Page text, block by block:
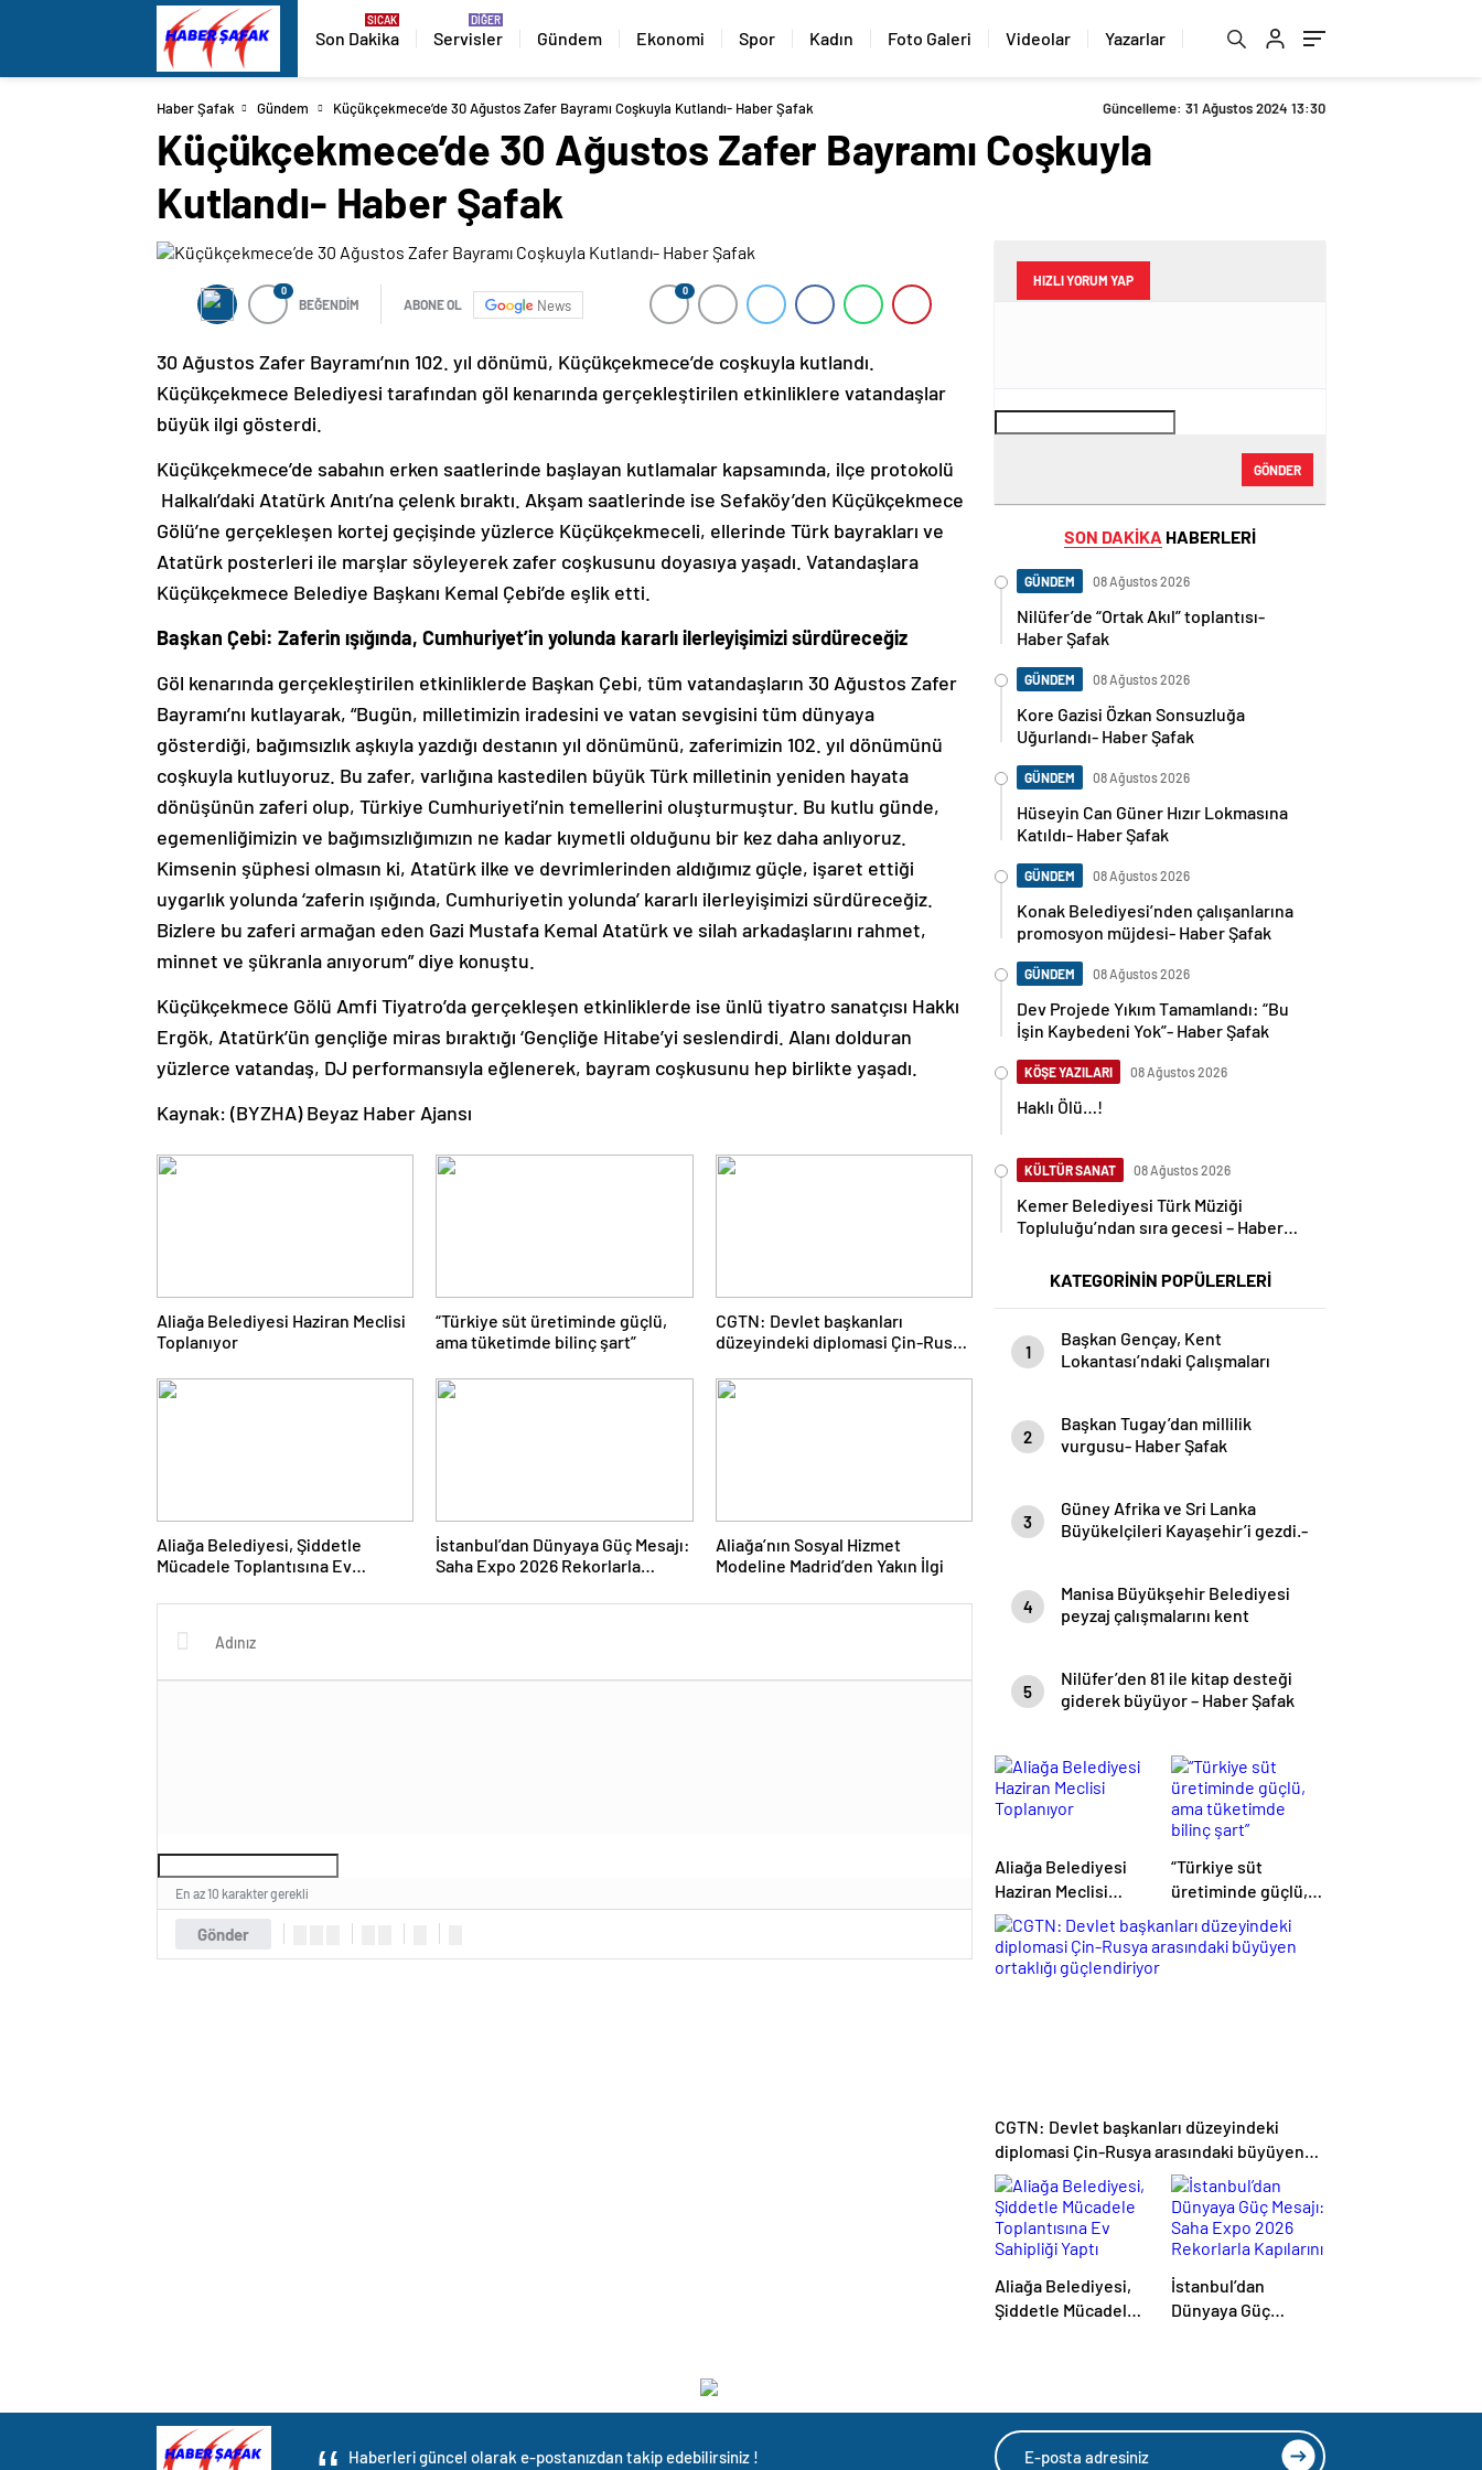
Son Dakika Servisler Gündem Ekonomi Spor Kadın Foto Galeri Videolar Yazarlar
Haber Şafak Gündem Küçükçekmece’de 30 Ağustos Zafer Bayramı Coşkuyla Kutlandı- Haber Şafak Güncelleme: 31 Ağustos 2024 13:30
Küçükçekmece’de 30 Ağustos Zafer Bayramı Coşkuyla
Kutlandı- Haber Şafak
0
BEĞENDİM ABONE OL News
0
30 Ağustos Zafer Bayramı’nın 102. yıl dönümü, Küçükçekmece’de coşkuyla kutlandı.
Küçükçekmece Belediyesi tarafından göl kenarında gerçekleştirilen etkinliklere vatandaşlar
büyük ilgi gösterdi.
Küçükçekmece’de sabahın erken saatlerinde başlayan kutlamalar kapsamında, ilçe protokolü
Halkalı’daki Atatürk Anıtı’na çelenk bıraktı. Akşam saatlerinde ise Sefaköy’den Küçükçekmece
Gölü’ne gerçekleşen kortej geçişinde yüzlerce Küçükçekmeceli, ellerinde Türk bayrakları ve
Atatürk posterleri ile marşlar söyleyerek zafer coşkusunu doyasıya yaşadı. Vatandaşlara
Küçükçekmece Belediye Başkanı Kemal Çebi’de eşlik etti.
Başkan Çebi: Zaferin ışığında, Cumhuriyet’in yolunda kararlı ilerleyişimizi sürdüreceğiz
Göl kenarında gerçekleştirilen etkinliklerde Başkan Çebi, tüm vatandaşların 30 Ağustos Zafer
Bayramı’nı kutlayarak, “Bugün, milletimizin iradesini ve vatan sevgisini tüm dünyaya
gösterdiği, bağımsızlık aşkıyla yazdığı destanın yıl dönümünü, zaferimizin 102. yıl dönümünü
coşkuyla kutluyoruz. Bu zafer, varlığına kastedilen büyük Türk milletinin yeniden hayata
dönüşünün zaferi olup, Türkiye Cumhuriyeti’nin temellerini oluşturmuştur. Bu kutlu günde,
egemenliğimizin ve bağımsızlığımızın ne kadar kıymetli olduğunu bir kez daha anlıyoruz.
Kimsenin şüphesi olmasın ki, Atatürk ilke ve devrimlerinden aldığımız güçle, işaret ettiği
uygarlık yolunda ‘zaferin ışığında, Cumhuriyetin yolunda’ kararlı ilerleyişimizi sürdüreceğiz.
Bizlere bu zaferi armağan eden Gazi Mustafa Kemal Atatürk ve silah arkadaşlarını rahmet,
minnet ve şükranla anıyorum” diye konuştu.
Küçükçekmece Gölü Amfi Tiyatro’da gerçekleşen etkinliklerde ise ünlü tiyatro sanatçısı Hakkı
Ergök, Atatürk’ün gençliğe miras bıraktığı ‘Gençliğe Hitabe’yi seslendirdi. Alanı dolduran
yüzlerce vatandaş, DJ performansıyla eğlenerek, bayram coşkusunu hep birlikte yaşadı.
Kaynak: (BYZHA) Beyaz Haber Ajansı
Aliağa Belediyesi Haziran Meclisi
Toplanıyor
“Türkiye süt üretiminde güçlü,
ama tüketimde bilinç şart”
CGTN: Devlet başkanları
düzeyindeki diplomasi Çin-Rusya
güçlendiriyor
Aliağa Belediyesi, Şiddetle
Mücadele Toplantısına Ev
İstanbul’dan Dünyaya Güç Mesajı:
Saha Expo 2026 Rekorlarla
Aliağa’nın Sosyal Hizmet
Modeline Madrid’den Yakın İlgi
Gönder
En az 10 karakter gerekli
HIZLI YORUM YAP
GÖNDER
SON DAKİKA HABERLERİ
GÜNDEM 08 Ağustos 2026
Nilüfer’de “Ortak Akıl” toplantısı-
Haber Şafak
GÜNDEM 08 Ağustos 2026
Kore Gazisi Özkan Sonsuzluğa
Uğurlandı- Haber Şafak
GÜNDEM 08 Ağustos 2026
Hüseyin Can Güner Hızır Lokmasına
Katıldı- Haber Şafak
GÜNDEM 08 Ağustos 2026
Konak Belediyesi’nden çalışanlarına
promosyon müjdesi- Haber Şafak
GÜNDEM 08 Ağustos 2026
Dev Projede Yıkım Tamamlandı: “Bu
İşin Kaybedeni Yok”- Haber Şafak
KÖŞE YAZILARI 08 Ağustos 2026
Haklı Ölü…!
KÜLTÜR SANAT 08 Ağustos 2026
Kemer Belediyesi Türk Müziği
Topluluğu’ndan sıra gecesi – Haber
KATEGORİNİN POPÜLERLERİ
1
Başkan Gençay, Kent
Lokantası’ndaki Çalışmaları
2
Başkan Tugay’dan millilik
vurgusu- Haber Şafak
3
Güney Afrika ve Sri Lanka
Büyükelçileri Kayaşehir’i gezdi.-
4
Manisa Büyükşehir Belediyesi
peyzaj çalışmalarını kent
5
Nilüfer’den 81 ile kitap desteği
giderek büyüyor – Haber Şafak
Aliağa Belediyesi
Haziran Meclisi
Toplanıyor
“Türkiye süt
üretiminde güçlü,
ama tüketimde
bilinç şart”
CGTN: Devlet başkanları düzeyindeki
diplomasi Çin-Rusya arasındaki büyüyen
ortaklığı güçlendiriyor
Aliağa Belediyesi,
Şiddetle Mücadele
İstanbul’dan
Dünyaya Güç
Haberleri güncel olarak e-postanızdan takip edebilirsiniz !